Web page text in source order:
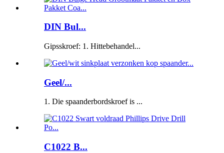
DIN Bul...
Gipsskroef: 1. Hittebehandel...
Geel/...
1. Die spaanderbordskroef is ...
C1022 B...